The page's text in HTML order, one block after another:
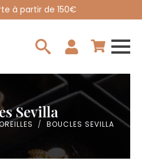
à partir de 150€
Sevilla
BOUCLES SEVILLA